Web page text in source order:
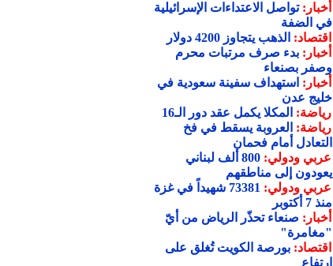
أخبار:تواصل الاعتداءات الإسرائيلية
في الضفة
اقتصاد: الذهب يتجاوز 4200 دولار
أخبار:بدء صرف مرتبات محرم
وصفر بصنعاء
أخبار: استهداف سفينة سعودية في
خليج عدن
رياضة: المكلا يكمل عقد دور الـ16
رياضة: العروبة يسقط في فخ
التعادل أمام فحمان
عربي ودولي:
800 ألف لبناني
يعودون إلى مناطقهم
عربي ودولي:
73381 شهيداً في غزة
منذ 7 أكتوبر
أخبار: صنعاء تحذّر الرياض من أيّ
"مغامرة"
اقتصاد:بورصة الكويت تُغلق على
ارتفاع